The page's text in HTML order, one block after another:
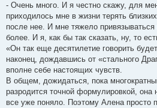
- Очень много. И я честно скажу, для
приходилось мне в жизни терять
после нее. И мне тяжело
более. И я, как бы так сказать, ну, то
«Он так еще десятилетие говорить
наконец, дождавшись от «стального
вполне себе настоящих чувств.
В общем, дожидаться, пока
разродится точной формулировкой, она
все уже поняло. Поэтому Алена просто